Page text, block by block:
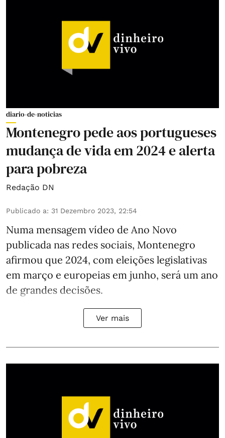
diario-de-noticias
Montenegro pede aos portugueses
mudança de vida em 2024 e alerta
para pobreza
Redação DN
Publicado a: 31 Dezembro 2023, 22:54
Numa mensagem vídeo de Ano Novo
publicada nas redes sociais, Montenegro
afirmou que 2024, com eleições legislativas
em março e europeias em junho, será um ano
de grandes decisões.
Ver mais